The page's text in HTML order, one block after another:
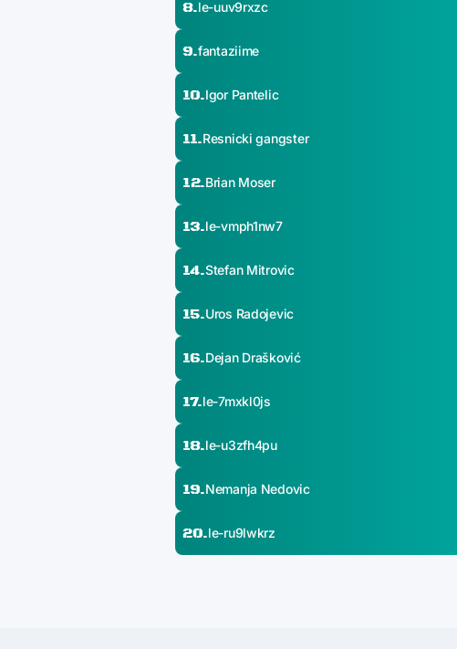
8.le-uuv9rxzc
9.fantaziime
10.Igor Pantelic
11.Resnicki gangster
12.Brian Moser
13.le-vmph1nw7
14.Stefan Mitrovic
15.Uros Radojevic
16.Dejan Drašković
17.le-7mxkl0js
18.le-u3zfh4pu
19.Nemanja Nedovic
20.le-ru9lwkrz